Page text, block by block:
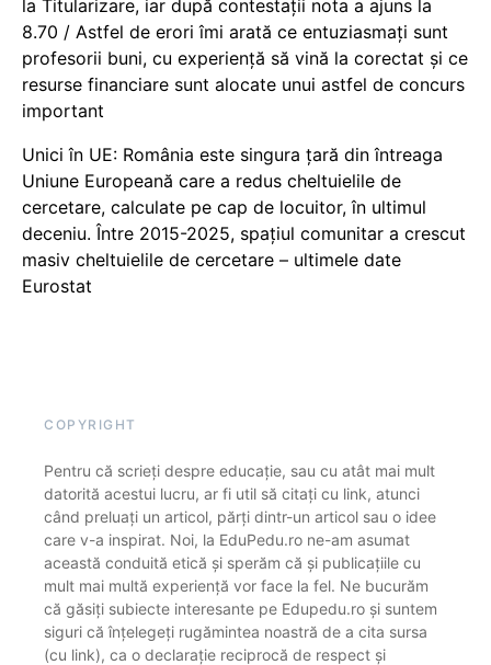
la Titularizare, iar după contestații nota a ajuns la
8.70 / Astfel de erori îmi arată ce entuziasmați sunt
profesorii buni, cu experiență să vină la corectat și ce
resurse financiare sunt alocate unui astfel de concurs
important
Unici în UE: România este singura țară din întreaga
Uniune Europeană care a redus cheltuielile de
cercetare, calculate pe cap de locuitor, în ultimul
deceniu. Între 2015-2025, spațiul comunitar a crescut
masiv cheltuielile de cercetare – ultimele date
Eurostat
COPYRIGHT
Pentru că scrieți despre educație, sau cu atât mai mult
datorită acestui lucru, ar fi util să citați cu link, atunci
când preluați un articol, părți dintr-un articol sau o idee
care v-a inspirat. Noi, la EduPedu.ro ne-am asumat
această conduită etică și sperăm că și publicațiile cu
mult mai multă experiență vor face la fel. Ne bucurăm
că găsiți subiecte interesante pe Edupedu.ro și suntem
siguri că înțelegeți rugămintea noastră de a cita sursa
(cu link), ca o declarație reciprocă de respect și